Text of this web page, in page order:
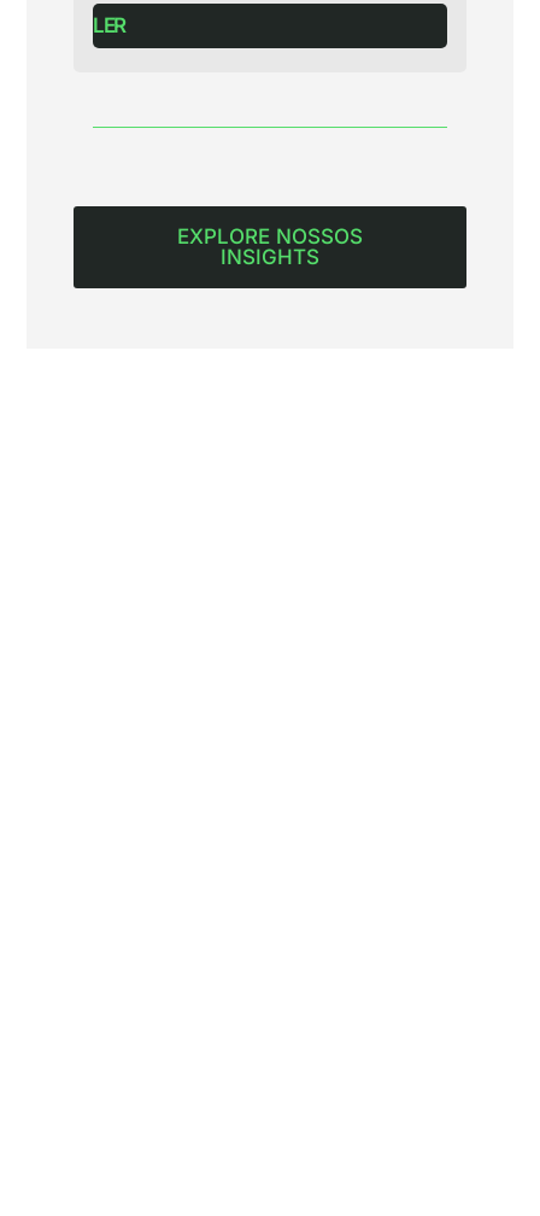
LER
EXPLORE NOSSOS
INSIGHTS